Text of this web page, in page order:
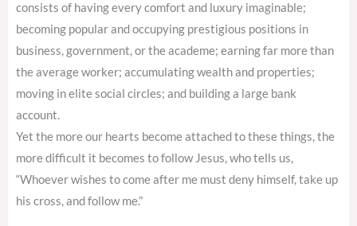
consists of having every comfort and luxury imaginable;
becoming popular and occupying prestigious positions in
business, government, or the academe; earning far more than
the average worker; accumulating wealth and properties;
moving in elite social circles; and building a large bank
account.
Yet the more our hearts become attached to these things, the
more difficult it becomes to follow Jesus, who tells us,
“Whoever wishes to come after me must deny himself, take up
his cross, and follow me.”